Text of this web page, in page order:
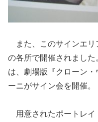
また、このサインエリ
の各所で開催されまし
は、劇場版『クローン
ーニがサイン会を開催。
用意されたポートレイ